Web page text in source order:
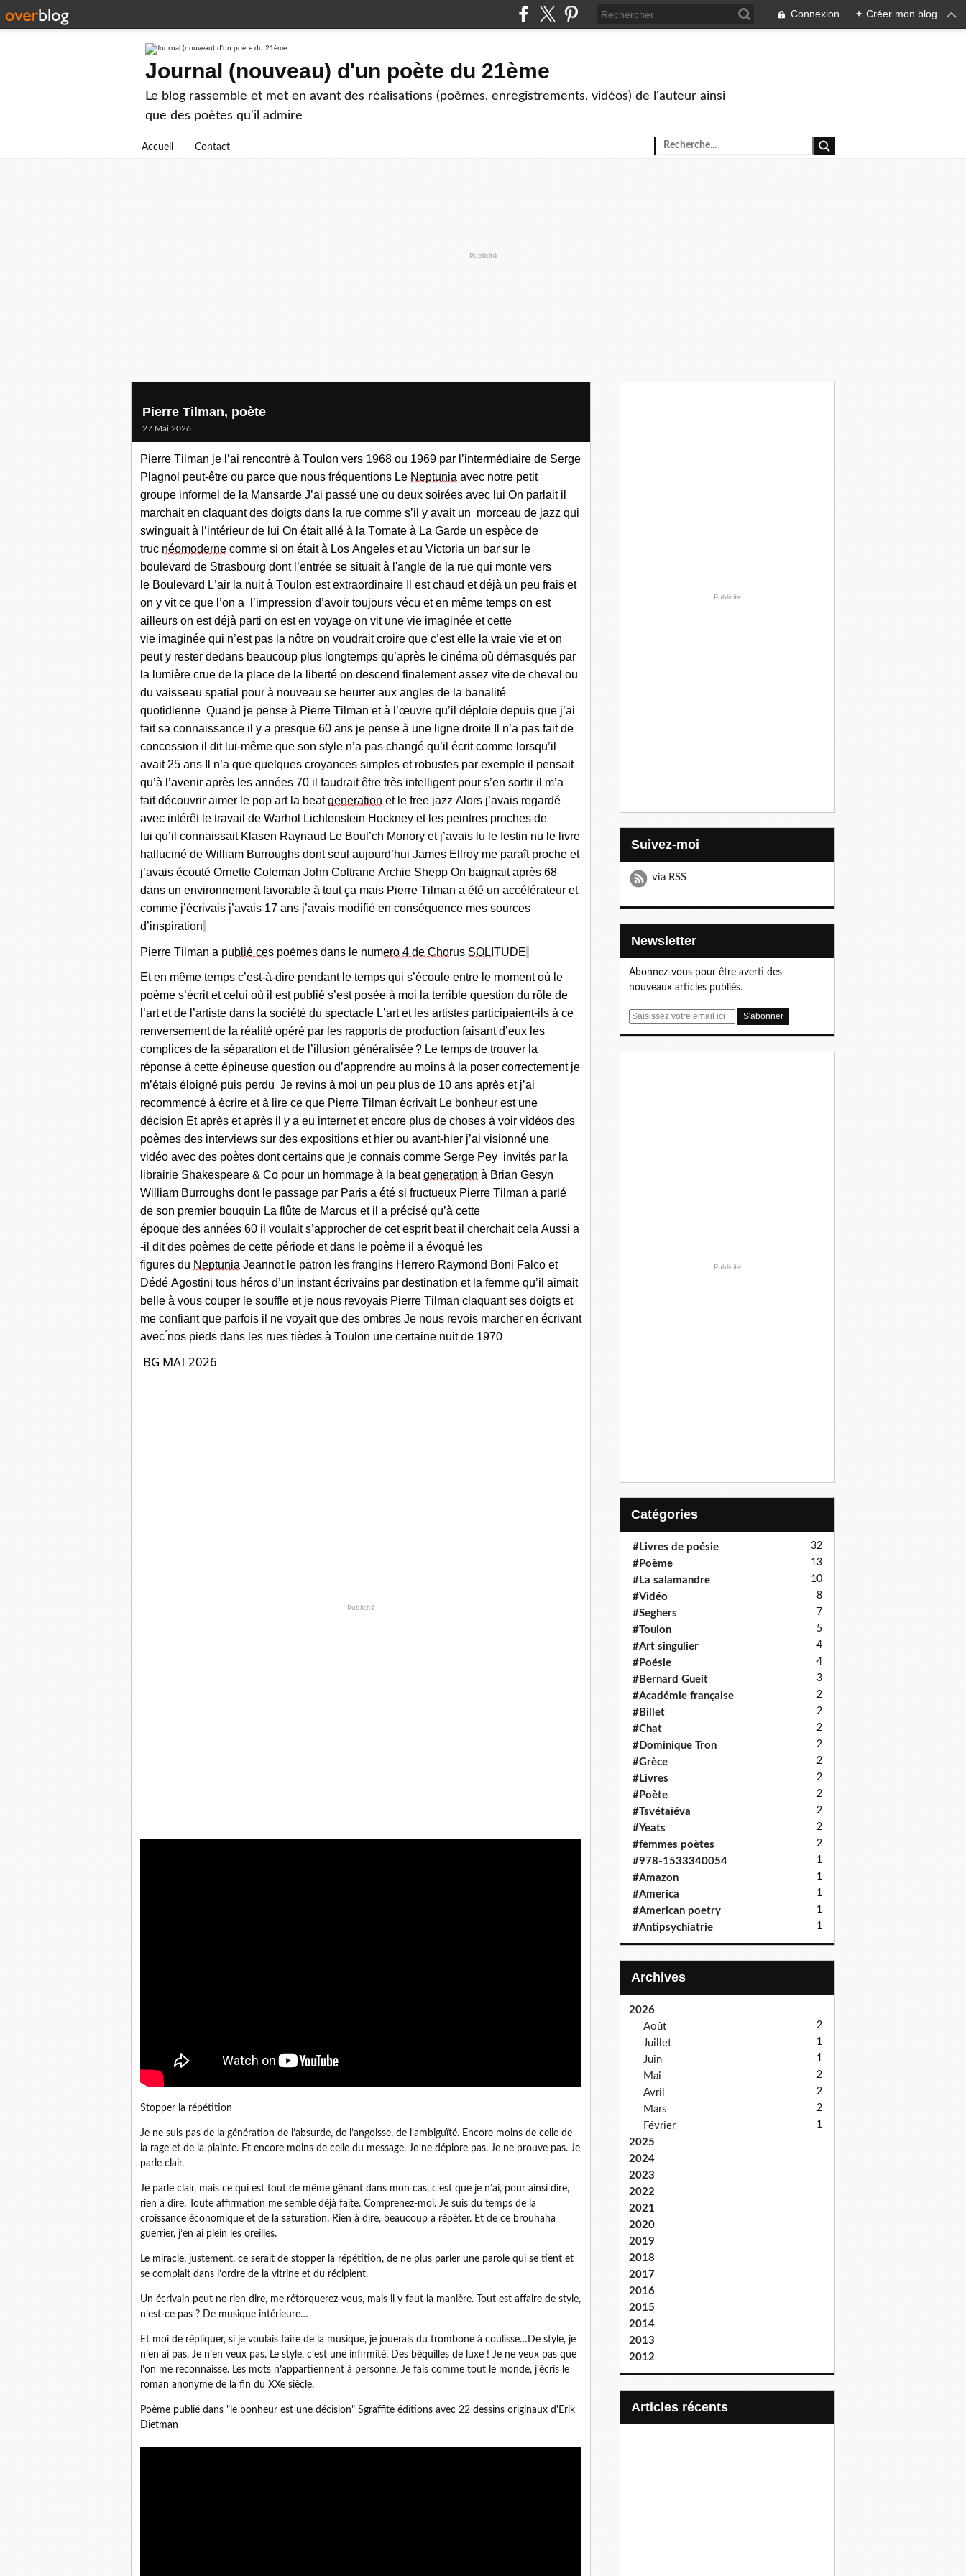
Connexion + Créer mon blog
Journal (nouveau) d'un poète du 21ème
Le blog rassemble et met en avant des réalisations (poèmes, enregistrements, vidéos) de l'auteur ainsi
que des poètes qu'il admire
Accueil Contact
Publicité
Pierre Tilman, poète
27 Mai 2026
Pierre Tilman je l’ai rencontré à Toulon vers 1968 ou 1969 par l’intermédiaire de Serge
Plagnol peut-être ou parce que nous fréquentions Le Neptunia avec notre petit
groupe informel de la Mansarde J’ai passé une ou deux soirées avec lui On parlait il
marchait en claquant des doigts dans la rue comme s’il y avait un morceau de jazz qui
swinguait à l’intérieur de lui On était allé à la Tomate à La Garde un espèce de
truc néomoderne comme si on était à Los Angeles et au Victoria un bar sur le
boulevard de Strasbourg dont l’entrée se situait à l'angle de la rue qui monte vers
le Boulevard L’air la nuit à Toulon est extraordinaire
est chaud et déjà un peu frais et
on y vit ce que l’on a
l’impression d’avoir toujours vécu et en même temps on est
ailleurs on est déjà parti on est en voyage on vit une vie imaginée et cette
vie imaginée qui n’est pas la nôtre on voudrait croire que c’est elle la vraie vie et on
peut y rester dedans beaucoup plus longtemps qu’après le cinéma où démasqués par
la lumière crue de la place de la liberté on descend finalement assez vite de cheval ou
du vaisseau spatial pour à nouveau se heurter aux angles de la banalité
quotidienne Quand je pense à Pierre Tilman et à l’œuvre qu’il déploie depuis que j’ai
fait sa connaissance il y a presque 60 ans je pense à une l igne droite Il n’a pas fait de
concession il dit lui-même que son style n’a pas changé qu’il écrit comme lorsqu’il
avait 25 ans
Il n’a que quelques croyances simples et robustes par exemp le il pensait
qu’à l’avenir après les années 70 il faudrait être très intelligent pour s’en sortir il m’a
fait découvrir aimer le pop art la beat generation et le free jazz Alors j’avais regardé
avec intérêt le travail de Warhol Lichtenstein Hockney et les peintres proches de
lui qu’il connaissait Klasen Raynaud Le Boul ’ch Monory et j’avais lu le festin nu le livre
halluciné de William Burroughs dont seul aujourd’hui James Ellroy me paraît proche et
j’avais écouté Ornette Coleman John Coltrane Archie Shepp On baignait après 68
dans un environnement favorable à tout ça mais Pierre Tilman a été un accélérateur et
comme j’écrivais j’avais 17 ans j’avais modifié en conséquence mes sources
d’inspiration
Pierre Tilman a publié ces poèmes dans le numero 4 de Chorus SOL ITUDE
Et en même temps c’est-à-dire pendant le temps qui s’écoule entre le moment où le
poème s’écrit et celui où il est publié s’est posée à moi la terrible question du rôle de
l’art et de l’artiste dans la société du spectacle L’art et les artistes participaient-ils à ce
renversement de la réalité opéré par les rapports de production faisant d’eux les
complices de la séparation et de l’illusion généralisée? Le temps de trouver la
réponse à cette épineuse question ou d’apprendre au moins à la poser correctement je
m’étais éloigné puis perdu Je revins à moi un peu plus de 10 ans après et j’ai
recommencé à écrire et à lire ce que Pierre Tilman écrivait Le bonheur est une
décision Et après et après il y a eu internet et encore plus de choses à voir vidéos des
poèmes des interviews sur des expositions et hier ou avant-hier j’ai visionné une
vidéo avec des poètes dont certains que je connais comme Serge Pey invités par la
librairie Shakespeare & Co pour un hommage à la beat generation à Brian Gesyn
William Burroughs dont le passage par Paris a été si fructueux Pierre Tilman a parl é
de son premier bouquin La flûte de Marcus et il a précisé qu’à cette
époque des années 60 il voulait s’approcher de cet esprit beat i l cherchait cela Aussi a
-il dit des poèmes de cette période et dans le poème il a évoqué les
figures du Neptunia Jeannot le patron les frangins Herrero Raymond Boni Falco et
Dédé Agostini tous héros d’un instant écrivains par destination et la femme qu’il aimait
belle à vous couper le souffle et je nous revoyais Pierre Tilman claquant ses doigts et
me confiant que parfois il ne voyait que des ombres Je nous revois marcher en écrivant
avec ́ nos pieds dans les rues tièdes à Toulon une certaine nuit de 1970
BG MAI 2026
Publicité
Stopper la répétition
Je ne suis pas de la génération de l’absurde, de l’angoisse, de l’ambiguïté. Encore moins de celle de
la rage et de la plainte. Et encore moins de celle du message. Je ne déplore pas. Je ne prouve pas. Je
parle clair.
Je parle clair, mais ce qui est tout de même gênant dans mon cas, c’est que je n’ai, pour ainsi dire,
rien à dire. Toute affirmation me semble déjà faite. Comprenez-moi. Je suis du temps de la
croissance économique et de la saturation. Rien à dire, beaucoup à répéter. Et de ce brouhaha
guerrier, j’en ai plein les oreilles.
Le miracle, justement, ce serait de stopper la répétition, de ne plus parler une parole qui se tient et
se complait dans l’ordre de la vitrine et du récipient.
Un écrivain peut ne rien dire, me rétorquerez-vous, mais il y faut la manière. Tout est affaire de style,
n’est-ce pas ? De musique intérieure…
Et moi de répliquer, si je voulais faire de la musique, je jouerais du trombone à coulisse…De style, je
n’en ai pas. Je n’en veux pas. Le style, c’est une infirmité. Des béquilles de luxe ! Je ne veux pas que
l’on me reconnaisse. Les mots n’appartiennent à personne. Je fais comme tout le monde, j’écris le
roman anonyme de la fin du XXe siècle.
Poème publié dans "le bonheur est une décision" Sgraffite éditions avec 22 dessins originaux d'Erik
Dietman
Publicité
Suivez-moi
via RSS
Newsletter
Abonnez-vous pour être averti des
nouveaux articles publiés.
E
Publicité
Catégories
#Livres de poésie 32
#Poème 13
#La salamandre 10
#Vidéo 8
#Seghers 7
#Toulon 5
#Art singulier 4
#Poésie 4
#Bernard Gueit 3
#Académie française 2
#Billet 2
#Chat 2
#Dominique Tron 2
#Grèce 2
#Livres 2
#Poète 2
#Tsvétaïéva 2
#Yeats 2
#femmes poètes 2
#978-1533340054 1
#Amazon 1
#America 1
#American poetry 1
#Antipsychiatrie 1
Archives
2026
Août
2
Juillet 1
Juin 1
Mai 2
Avril 2
Mars 2
Février 1
2025
2024
2023
2022
2021
2020
2019
2018
2017
2016
2015
2014
2013
2012
articles récents